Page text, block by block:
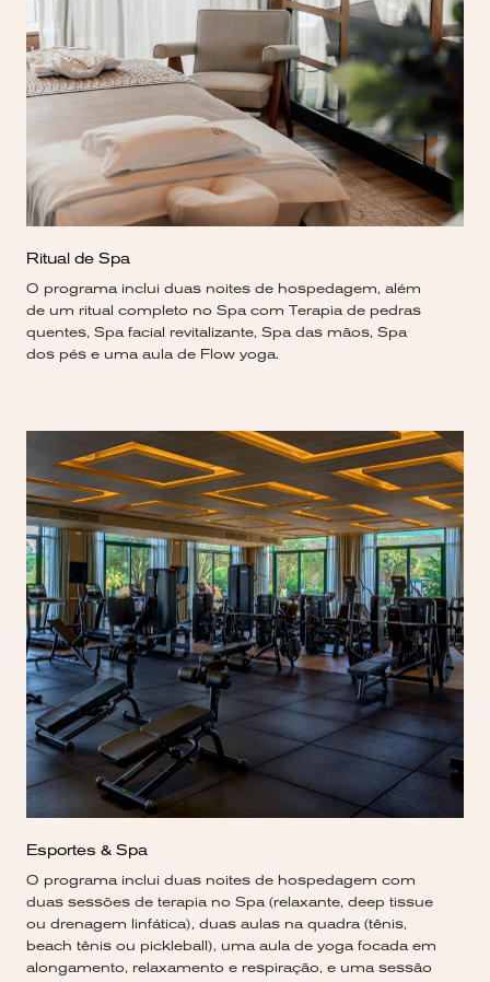
Ritual de Spa
O programa inclui duas noites de hospedagem, além
de um ritual completo no Spa com Terapia de pedras
quentes, Spa facial revitalizante, Spa das mãos, Spa
dos pés e uma aula de Flow yoga.
Esportes & Spa
O programa inclui duas noites de hospedagem com
duas sessões de terapia no Spa (relaxante, deep tissue
ou drenagem linfática), duas aulas na quadra (tênis,
beach tênis ou pickleball), uma aula de yoga focada em
alongamento, relaxamento e respiração, e uma sessão